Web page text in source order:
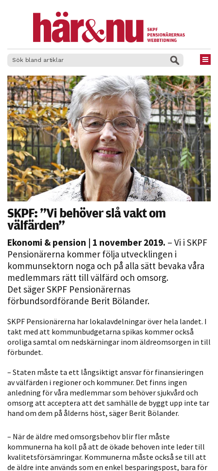
SKPF: ”Vi behöver slå vakt om
välfärden”
Ekonomi & pension | 1 november 2019. – Vi i SKPF
Pensionärerna kommer följa utvecklingen i
kommunsektorn noga och på alla sätt bevaka våra
medlemmars rätt till välfärd och omsorg.
Det säger SKPF Pensionärernas
förbundsordförande Berit Bölander.
SKPF Pensionärerna har lokalavdelningar över hela landet. I
takt med att kommunbudgetarna spikas kommer också
oroliga samtal om nedskärningar inom äldreomsorgen in till
förbundet.
– Staten måste ta ett långsiktigt ansvar för finansieringen
av välfärden i regioner och kommuner. Det finns ingen
anledning för våra medlemmar som behöver sjukvård och
omsorg att acceptera att det samhälle de byggt upp inte tar
hand om dem på ålderns höst, säger Berit Bölander.
– När de äldre med omsorgsbehov blir fler måste
kommunerna ha koll på att de ökade behoven inte leder till
kvalitetsförsämringar. Kommunerna måste också se till att
de äldre inte används som en enkel besparingspost, bara för
Nödvändiga
Dessa kakor
går inte att
att hemsidan
över huvud
taget ska
fungera.
Statistik
För att vi ska